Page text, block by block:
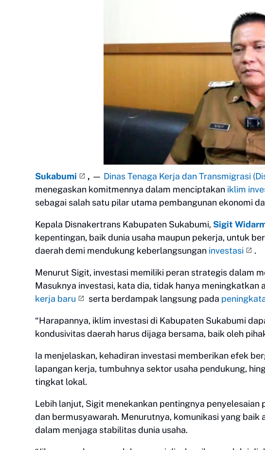
Sukabumi , — Dinas Tenaga Kerja dan Transmigrasi
menegaskan komitmennya dalam menciptakan iklim
sebagai salah satu pilar utama pembangunan ekonomi
Kepala Disnakertrans Kabupaten Sukabumi, Sigit
kepentingan, baik dunia usaha maupun pekerja, untuk
daerah demi mendukung keberlangsungan investasi .
Menurut Sigit, investasi memiliki peran strategis dalam
Masuknya investasi, kata dia, tidak hanya
kerja baru
serta berdampak langsung pada
“Harapannya, iklim investasi di Kabupaten Sukabumi
kondusivitas daerah harus dijaga bersama, baik oleh
Ia menjelaskan, kehadiran investasi memberikan efek
lapangan kerja, tumbuhnya sektor usaha pendukung,
tingkat lokal.
Lebih lanjut, Sigit menekankan pentingnya penyelesaian
dan bermusyawarah. Menurutnya, komunikasi yang
dalam menjaga stabilitas dunia usaha.